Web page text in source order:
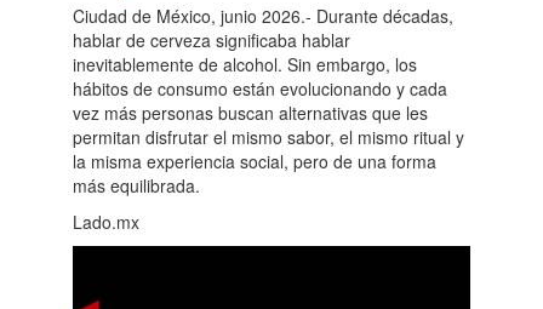
Ciudad de México, junio 2026.- Durante décadas,
hablar de cerveza significaba hablar
inevitablemente de alcohol. Sin embargo, los
hábitos de consumo están evolucionando y cada
vez más personas buscan alternativas que les
permitan disfrutar el mismo sabor, el mismo ritual y
la misma experiencia social, pero de una forma
más equilibrada.
Lado.mx